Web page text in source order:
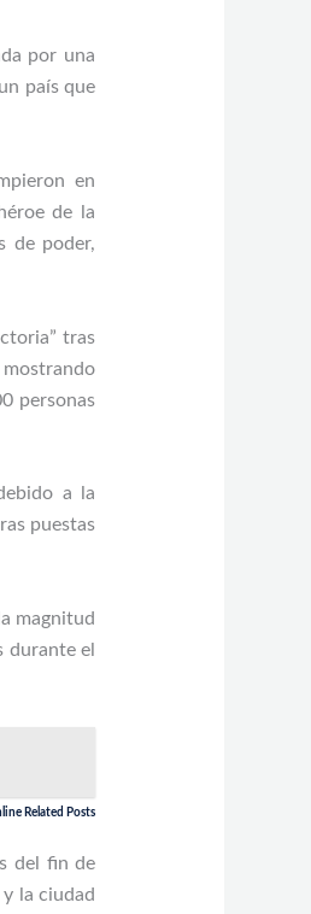
por una
país que
en
de la
de poder,
tras
mostrando
personas
a la
puestas
magnitud
durante el
Related Posts
del fin de
la ciudad